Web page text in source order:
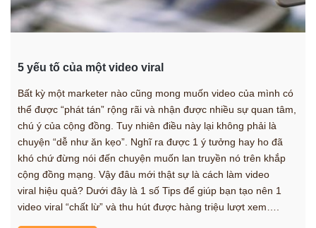
5 yếu tố của một video viral
Bất kỳ một marketer nào cũng mong muốn video của mình có
thể được “phát tán” rộng rãi và nhận được nhiều sự quan tâm,
chú ý của cộng đồng. Tuy nhiên điều này lại không phải là
chuyện “dễ như ăn kẹo”. Nghĩ ra được 1 ý tưởng hay ho đã
khó chứ đừng nói đến chuyện muốn lan truyền nó trên khắp
cộng đồng mạng. Vậy đâu mới thật sự là cách làm video
viral hiệu quả? Dưới đây là 1 số Tips để giúp bạn tạo nên 1
video viral “chất lừ” và thu hút được hàng triệu lượt xem….